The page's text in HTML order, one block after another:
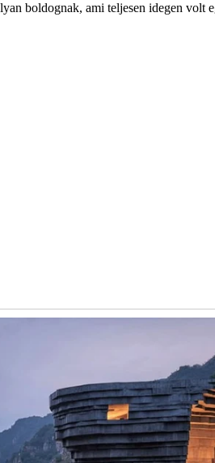
boldognak, ami teljesen idegen volt